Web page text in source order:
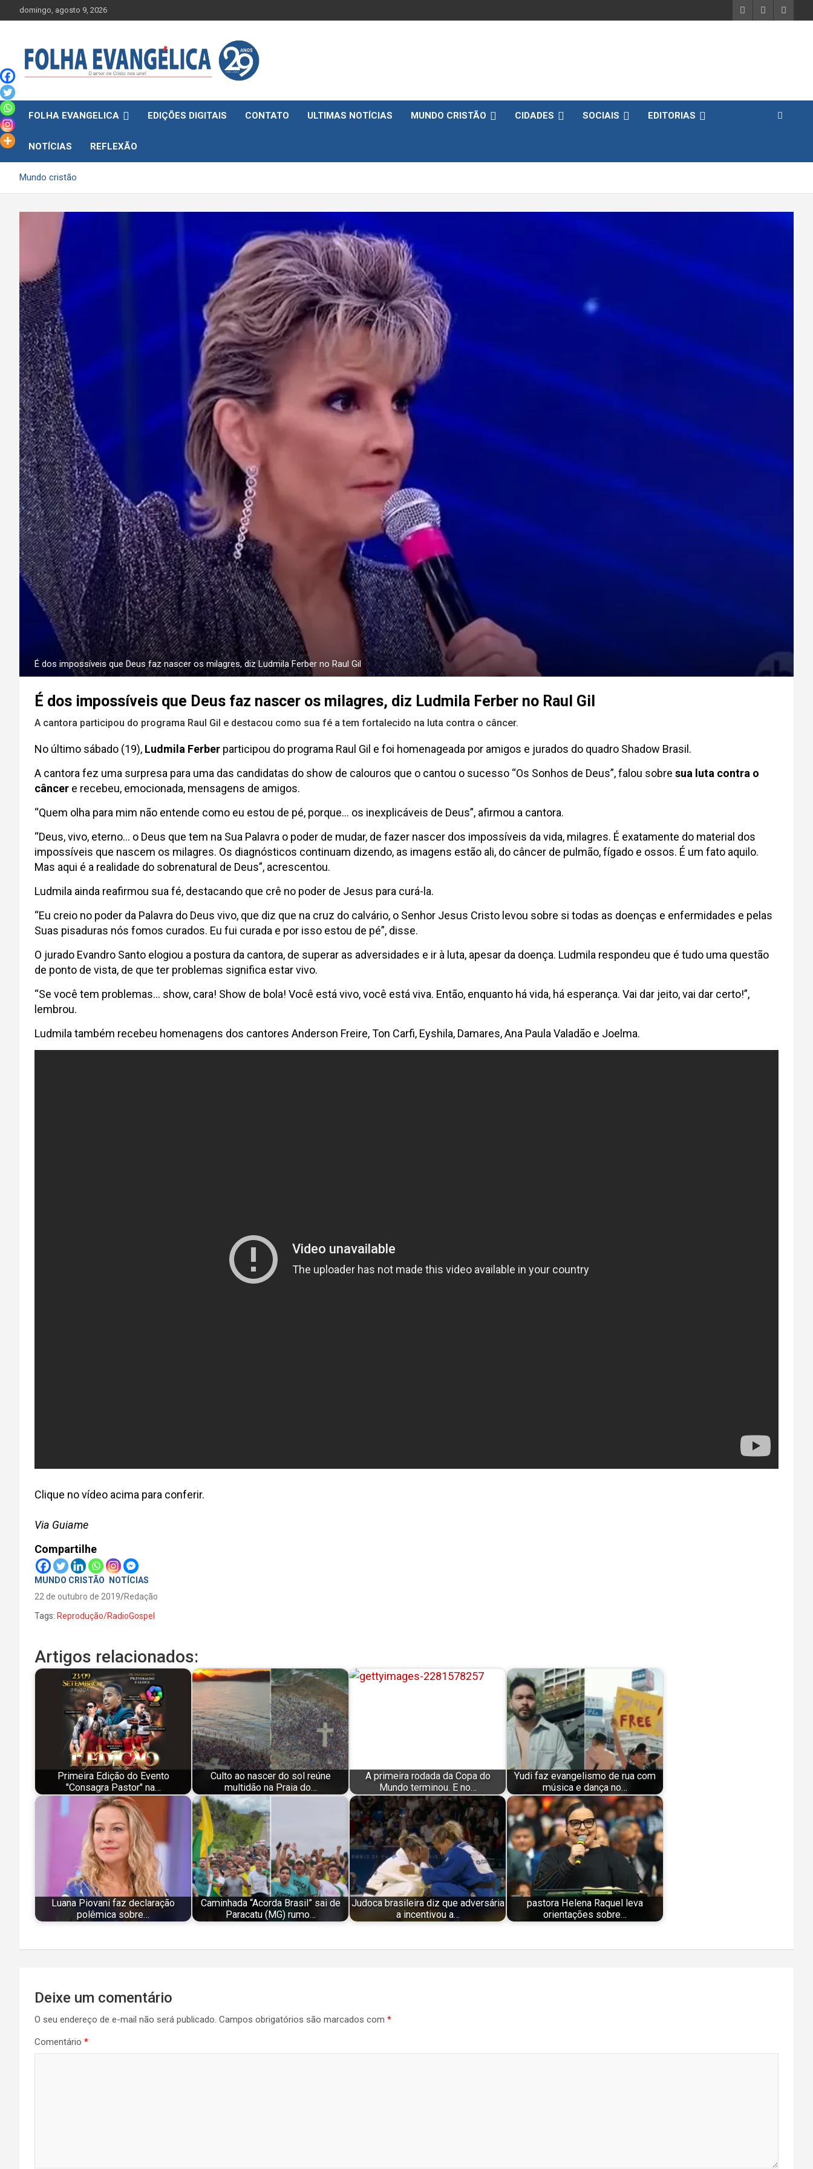
to
domingo, agosto 9, 2026
FOLHA EVANGELICA EDIÇÕES DIGITAIS CONTATO ULTIMAS NOTÍCIAS MUNDO CRISTÃO CIDADES SOCIAIS EDITORIAS
NOTÍCIAS REFLEXÃO
Mundo cristão
É dos impossíveis que Deus faz nascer os milagres, diz Ludmila Ferber no Raul Gil
É dos impossíveis que Deus faz nascer os milagres, diz Ludmila Ferber no Raul Gil
A cantora participou do programa Raul Gil e destacou como sua fé a tem fortalecido na luta contra o câncer.
No último sábado (19), Ludmila Ferber participou do programa Raul Gil e foi homenageada por amigos e jurados do quadro Shadow Brasil.
A cantora fez uma surpresa para uma das candidatas do show de calouros que o cantou o sucesso “Os Sonhos de Deus”, falou sobre sua luta contra o
câncer e recebeu, emocionada, mensagens de amigos.
“Quem olha para mim não entende como eu estou de pé, porque… os inexplicáveis de Deus”, afirmou a cantora.
“Deus, vivo, eterno… o Deus que tem na Sua Palavra o poder de mudar, de fazer nascer dos impossíveis da vida, milagres. É exatamente do material dos
impossíveis que nascem os milagres. Os diagnósticos continuam dizendo, as imagens estão ali, do câncer de pulmão, fígado e ossos. É um fato aquilo.
Mas aqui é a realidade do sobrenatural de Deus”, acrescentou.
Ludmila ainda reafirmou sua fé, destacando que crê no poder de Jesus para curá-la.
“Eu creio no poder da Palavra do Deus vivo, que diz que na cruz do calvário, o Senhor Jesus Cristo levou sobre si todas as doenças e enfermidades e pelas
Suas pisaduras nós fomos curados. Eu fui curada e por isso estou de pé”, disse.
O jurado Evandro Santo elogiou a postura da cantora, de superar as adversidades e ir à luta, apesar da doença. Ludmila respondeu que é tudo uma questão
de ponto de vista, de que ter problemas significa estar vivo.
“Se você tem problemas… show, cara! Show de bola! Você está vivo, você está viva. Então, enquanto há vida, há esperança. Vai dar jeito, vai dar certo!”,
lembrou.
Ludmila também recebeu homenagens dos cantores Anderson Freire, Ton Carfi, Eyshila, Damares, Ana Paula Valadão e Joelma.
Clique no vídeo acima para conferir.
Via Guiame
Compartilhe
MUNDO CRISTÃO
NOTÍCIAS
22 de outubro de 2019 Redação
Tags: Reprodução/RadioGospel
Artigos relacionados:
Primeira Edição do Evento
"Consagra Pastor" na…
Culto ao nascer do sol reúne
multidão na Praia do…
A primeira rodada da Copa do
Mundo terminou. E no…
Yudi faz evangelismo de rua com
música e dança no…
Luana Piovani faz declaração
polêmica sobre…
Caminhada “Acorda Brasil” sai de
Paracatu (MG) rumo…
Judoca brasileira diz que adversária
a incentivou a…
pastora Helena Raquel leva
orientações sobre…
de
Post
Deixe um comentário
O seu endereço de e-mail não será publicado. Campos obrigatórios são marcados com *
Comentário *